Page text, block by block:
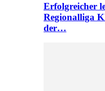
Erfolgreicher
Regionalliga
der…